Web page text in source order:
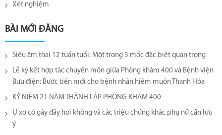
Xét nghiệm
BÀI MỚI ĐĂNG
Siêu âm thai 12 tuần tuổi: Một trong 3 mốc đặc biệt quan trọng
Lễ ký kết hợp tác chuyên môn giữa Phòng khám 400 và Bệnh viện
Bưu điện: Bước tiến mới cho bệnh nhân hiếm muộn Thanh Hóa
KỶ NIỆM 21 NĂM THÀNH LẬP PHÒNG KHÁM 400
U xơ có gây đầy hơi không và các triệu chứng khác phụ nữ cần lưu
ý